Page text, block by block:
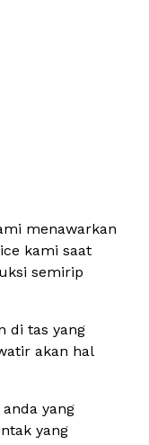
menawarkan
kami saat
semirip
di tas yang
akan hal
yang
yang